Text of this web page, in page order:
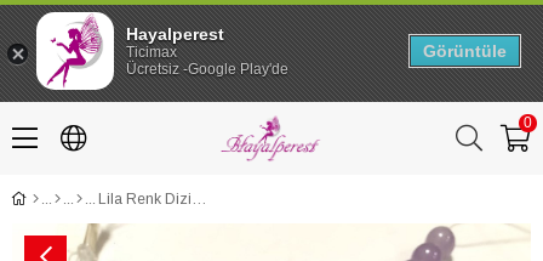
0
Lila Renk Dizi Taş Cam Boncuk
Hayalperest
Ticimax
Ücretsiz -Google Play'de
Görüntüle